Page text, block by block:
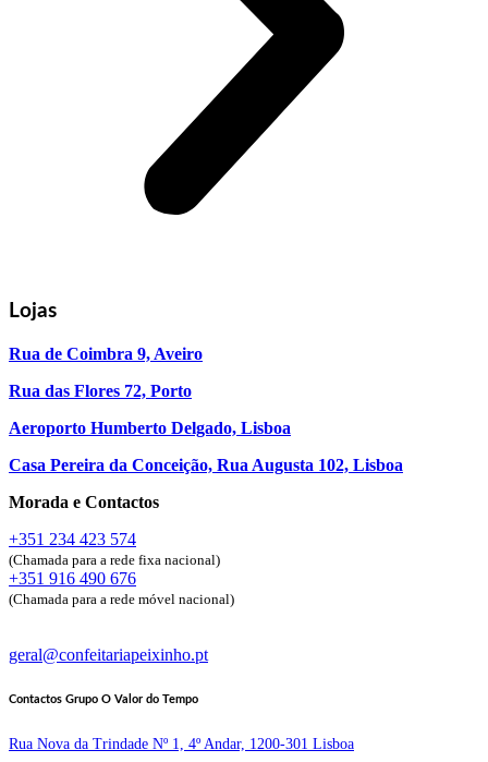
Lojas
Rua de Coimbra 9, Aveiro
Rua das Flores 72, Porto
Aeroporto Humberto Delgado, Lisboa
Casa Pereira da Conceição, Rua Augusta 102, Lisboa
Morada e Contactos
+351 234 423 574
(Chamada para a rede fixa nacional)
+351 916 490 676
(Chamada para a rede móvel nacional)
geral@confeitariapeixinho.pt
Contactos Grupo O Valor do Tempo
Rua Nova da Trindade Nº 1, 4º Andar, 1200-301 Lisboa